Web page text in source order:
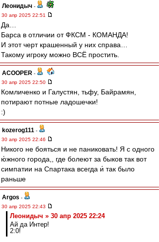
Леонидыч -
30 апр 2025 22:51
Да…
Барса в отличии от ФКСМ - КОМАНДА!
И этот черт крашенный у них справа…
Такому игроку можно ВСЁ простить.
ACOOPER -
30 апр 2025 22:50
Комличенко и Галустян, тьфу, Байрамян,
потирают потные ладошечки!
:)
kozerog111 -
30 апр 2025 22:46
Никого не бояться и не паниковать! Я с одного
ю́жного города,, где болеют за быков так вот
симпатии на Спартака всегда и́ так было
раньше
Argos -
30 апр 2025 22:43
Леонидыч » 30 апр 2025 22:24
Ай да Интер!
2:0!